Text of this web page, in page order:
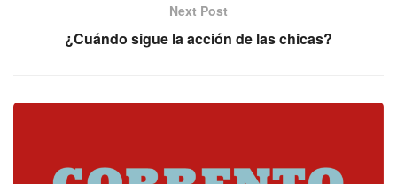
Next Post
¿Cuándo sigue la acción de las chicas?